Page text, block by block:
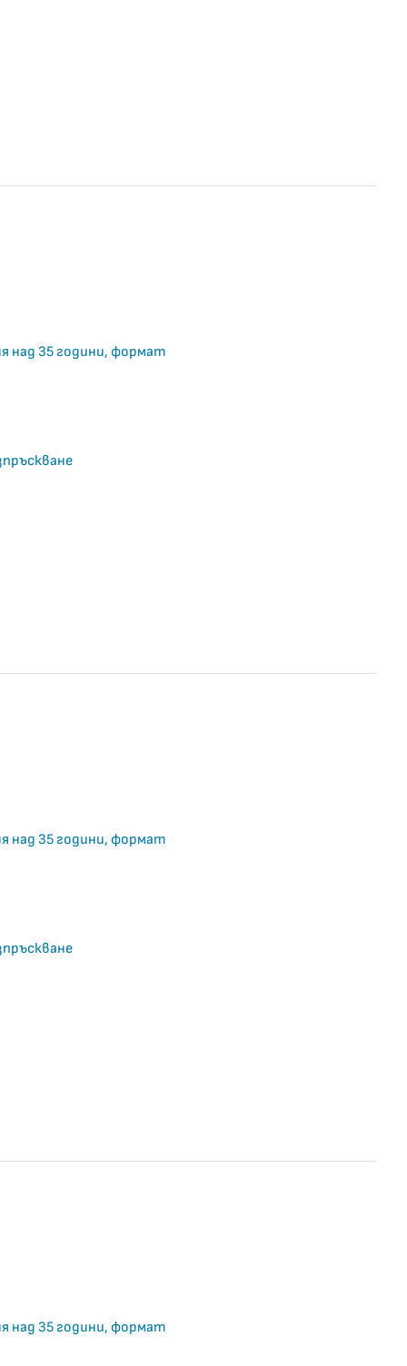
над 35 години, формат
над 35 години, формат
над 35 години, формат